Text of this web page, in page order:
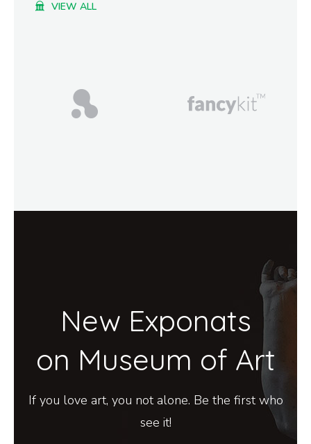
VIEW ALL
New Exponats
on Museum of Art
If you love art, you not alone. Be the first who
see it!